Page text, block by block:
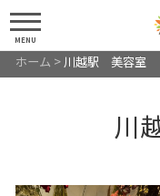
MENU
ホーム > 川越駅 美容室
川